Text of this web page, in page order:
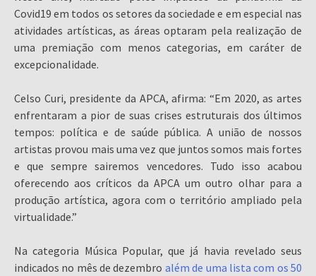
Covid19 em todos os setores da sociedade e em especial nas
atividades artísticas, as áreas optaram pela realização de
uma premiação com menos categorias, em caráter de
excepcionalidade.
Celso Curi, presidente da APCA, afirma: “Em 2020, as artes
enfrentaram a pior de suas crises estruturais dos últimos
tempos: política e de saúde pública. A união de nossos
artistas provou mais uma vez que juntos somos mais fortes
e que sempre sairemos vencedores. Tudo isso acabou
oferecendo aos críticos da APCA um outro olhar para a
produção artística, agora com o território ampliado pela
virtualidade.”
Na categoria Música Popular, que já havia revelado seus
indicados no mês de dezembro além de uma lista com os 50